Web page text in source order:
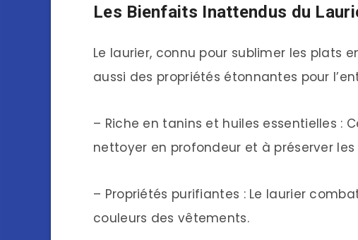
Les Bienfaits Inattendus du
Le laurier, connu pour sublimer les plats
aussi des propriétés étonnantes pour
– Riche en tanins et huiles essentielles :
nettoyer en profondeur et à préserver les
– Propriétés purifiantes : Le laurier
couleurs des vêtements.